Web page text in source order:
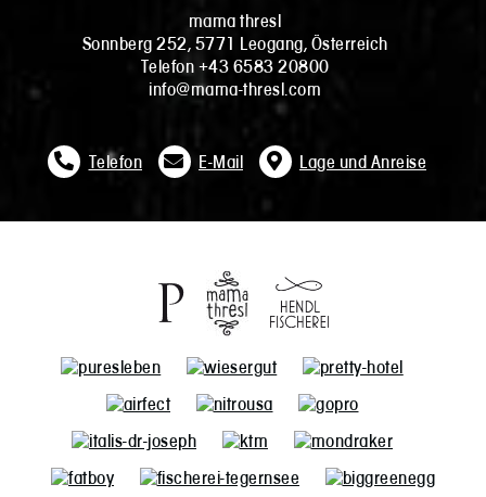
mama thresl
Sonnberg 252, 5771 Leogang, Österreich
Telefon +43 6583 20800
info@mama-thresl.com
Telefon E-Mail Lage und Anreise